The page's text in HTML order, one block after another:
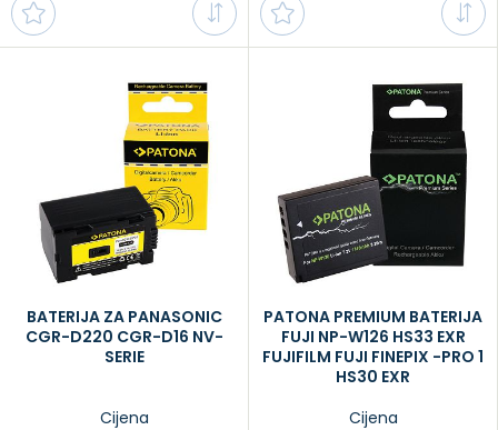
BATERIJA ZA PANASONIC
CGR-D220 CGR-D16 NV-
SERIE
Cijena
PATONA PREMIUM BATERIJA
FUJI NP-W126 HS33 EXR
FUJIFILM FUJI FINEPIX -PRO 1
HS30 EXR
Cijena